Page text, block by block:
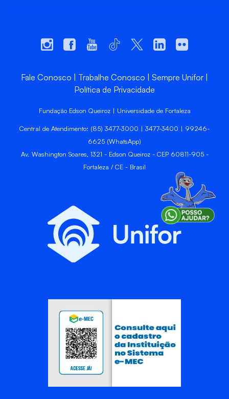
Fale Conosco Trabalhe Conosco
Sempre Unifor
Política de Privacidade
Fundação Edson Queiroz | Universidade de Fortaleza
Central de Atendimento: (85) 3477-3000 | 3477-3400 | 99246-
6625 (WhatsApp)
Av. Washington Soares, 1321 - Edson Queiroz - CEP 60811-905 -
Fortaleza / CE - Brasil